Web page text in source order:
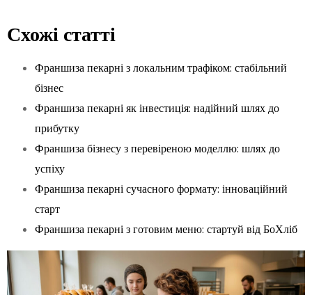
Схожі статті
Франшиза пекарні з локальним трафіком: стабільний
бізнес
Франшиза пекарні як інвестиція: надійний шлях до
прибутку
Франшиза бізнесу з перевіреною моделлю: шлях до
успіху
Франшиза пекарні сучасного формату: інноваційний
старт
Франшиза пекарні з готовим меню: стартуй від БоХліб